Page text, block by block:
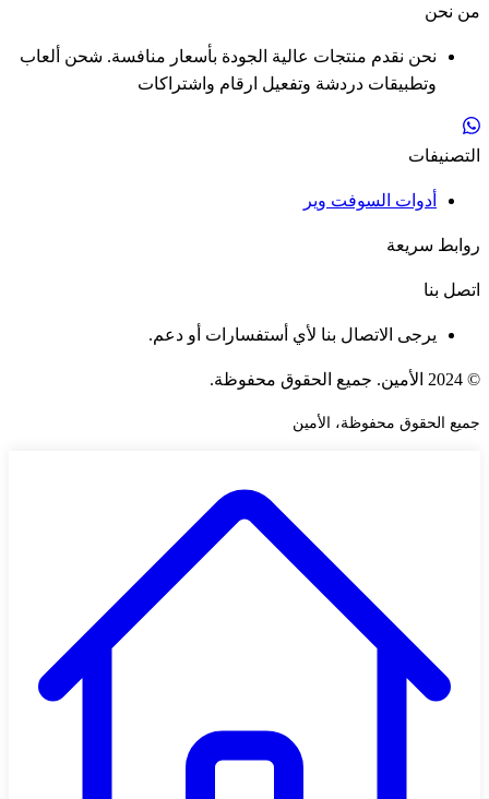
من نحن
نحن نقدم منتجات عالية الجودة بأسعار منافسة. شحن ألعاب
وتطبيقات دردشة وتفعيل ارقام واشتراكات
التصنيفات
أدوات السوفت وير
روابط سريعة
اتصل بنا
يرجى الاتصال بنا لأي أستفسارات أو دعم.
© 2024 الأمين. جميع الحقوق محفوظة.
جميع الحقوق محفوظة، الأمين